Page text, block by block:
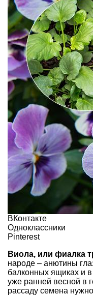
ВКонтакте
Одноклассники
Pinterest
Виола, или фиалка
народе – анютины
балконных ящиках и
уже ранней весной в
рассаду семена